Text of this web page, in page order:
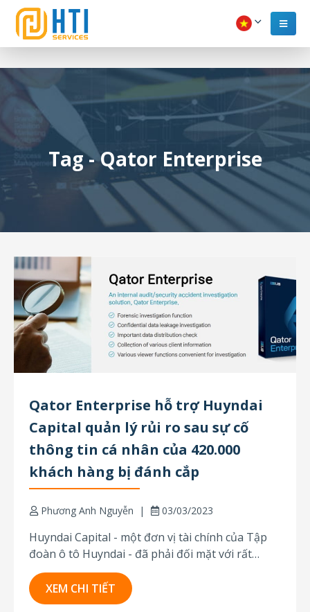
Tag - Qator Enterprise
Qator Enterprise hỗ trợ Huyndai
Capital quản lý rủi ro sau sự cố
thông tin cá nhân của 420.000
khách hàng bị đánh cắp
Phương Anh Nguyễn 03/03/2023
Huyndai Capital - một đơn vị tài chính của Tập
đoàn ô tô Huyndai - đã phải đối mặt với rất
nhiều phàn nàn và lo ngại từ khách hàng khi
gặp sự cố an ninh mạng vào khoảng đầu năm
2011. Trong sự cố này, một nhóm tin...
XEM CHI TIẾT